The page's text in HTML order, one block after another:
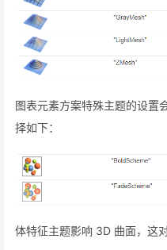
图表元素方案特殊主题的设置
择如下：
体特征主题影响 3D 曲面，这